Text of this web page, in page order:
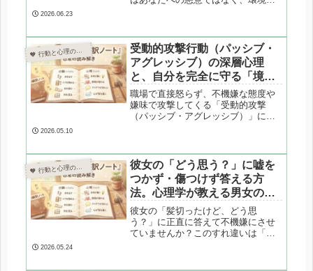
ラーが、人によって態度を変える心
理と、人間関係であなたがすり減ら
ないための3つの対処法を解説しま
す。
2026.06.23
 行動と心理の翻訳ノート
受動的攻撃行動（パッシブ・
アグレッシブ）の深層心理
と、自分を完全に守る「境界
線」の引き方【応用編】
職場で直接怒らず、不機嫌な態度や
嫌味で攻撃してくる「受動的攻撃
（パッシブ・アグレッシブ）」にお
ら自分を完全に守る「境界線（バウ
ンダリー）の引き方」を専門家が解
説します。
2026.05.10
 行動と心理の翻訳ノート
彼女の「どう思う？」に嘘を
つかず・傷つけず答える方
法。心理学が教える男女のす
れ違い解消術
彼女の「髪切ったけど、どう思
う？」に正直に答えて不機嫌にさせ
ていませんか？このすれ違いは「事
2026.05.24